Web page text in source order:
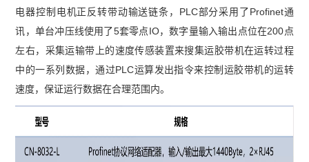
电器控制电机正反转带动输送链条，PLC部分采用了Profinet通
讯，单台冲压线使用了5套零点IO，数字量输入输出点位在200点
左右，采集运输带上的速度传感装置来搜集运胶带机在运转过程
中的一系列数据，通过PLC运算发出指令来控制运胶带机的运转
速度，保证运行数据在合理范围内。